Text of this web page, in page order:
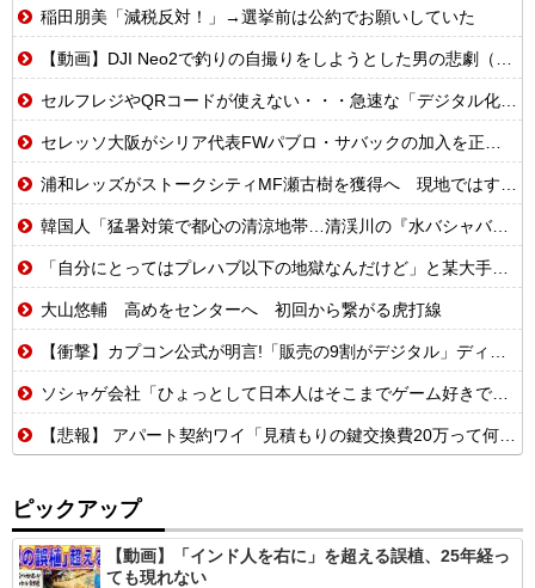
稲田朋美「減税反対！」→選挙前は公約でお願いしていた
【動画】DJI Neo2で釣りの自撮りをしようとした男の悲劇（ノ∇`）
セルフレジやQRコードが使えない・・・急速な「デジタル化」に取り残される60代母、結婚をためらう娘の苦悩
セレッソ大阪がシリア代表FWパブロ・サバックの加入を正式発表 「何曲か一緒に歌えたらいいですね！」
浦和レッズがストークシティMF瀬古樹を獲得へ 現地ではすでにクラブ間合意との情報
韓国人「猛暑対策で都心の清涼地帯…清渓川の『水バシャバシャ』イベント10日間で大盛況」
「自分にとってはプレハブ以下の地獄なんだけど」と某大手メーカーの横浜本社にツッコミ殺到、オシャレなオフィスに特化してしまった結果……
大山悠輔 高めをセンターへ 初回から繋がる虎打線
【衝撃】カプコン公式が明言!「販売の9割がデジタル」ディスク市場縮小でもノーダメ
ソシャゲ会社「ひょっとして日本人はそこまでゲーム好きではないのでは…？」
【悲報】 アパート契約ワイ「見積もりの鍵交換費20万って何ですか？」不動産屋「鍵を新しい物に交換したのです」
ピックアップ
【動画】「インド人を右に」を超える誤植、25年経っ
ても現れない